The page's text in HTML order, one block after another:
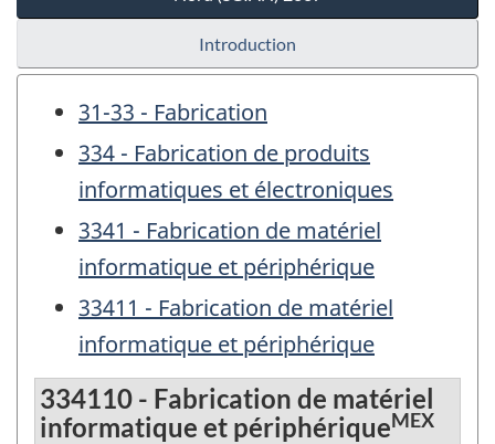
Introduction
31-33 - Fabrication
334 - Fabrication de produits
informatiques et électroniques
3341 - Fabrication de matériel
informatique et périphérique
33411 - Fabrication de matériel
informatique et périphérique
334110 - Fabrication de matériel
informatique et périphériqueMEX